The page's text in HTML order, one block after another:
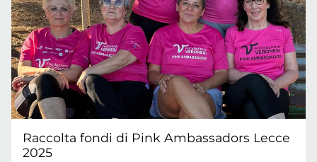
Raccolta fondi di Pink Ambassadors Lecce
2025